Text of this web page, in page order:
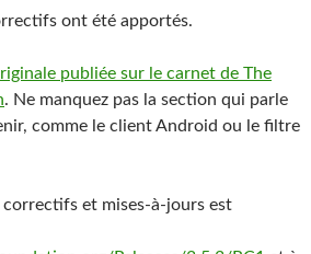
ont été apportés.
publiée sur le carnet de The
. Ne manquez pas la section qui parle
comme le client Android ou le filtre
et mises-à-jours est